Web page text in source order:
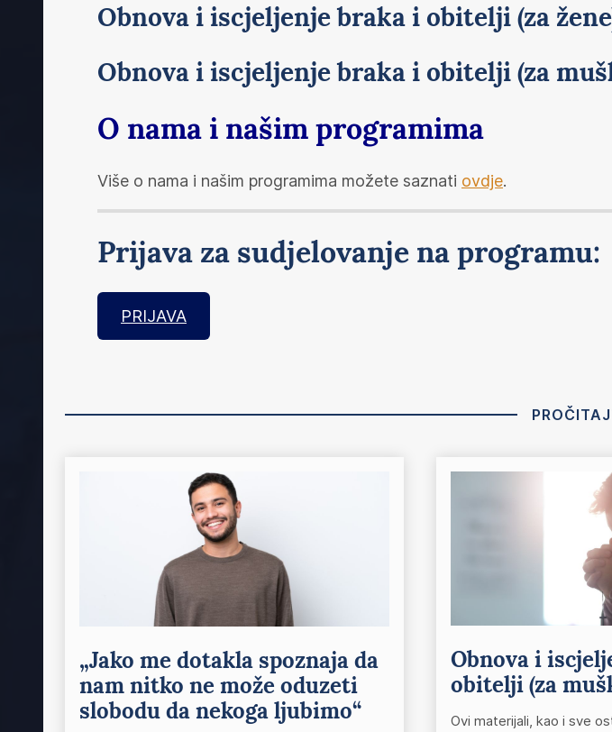
Obnova i iscjeljenje braka i obitelji (za
Obnova i iscjeljenje braka i obitelji (za
O nama i našim programima
Više o nama i našim programima možete saznati ovdje.
Prijava za sudjelovanje na programu:
PRIJAVA
„Jako me dotakla spoznaja da
nam nitko ne može oduzeti
slobodu da nekoga ljubimo“
Obnova i
obitelji (za
Ovi materijali, kao i sve